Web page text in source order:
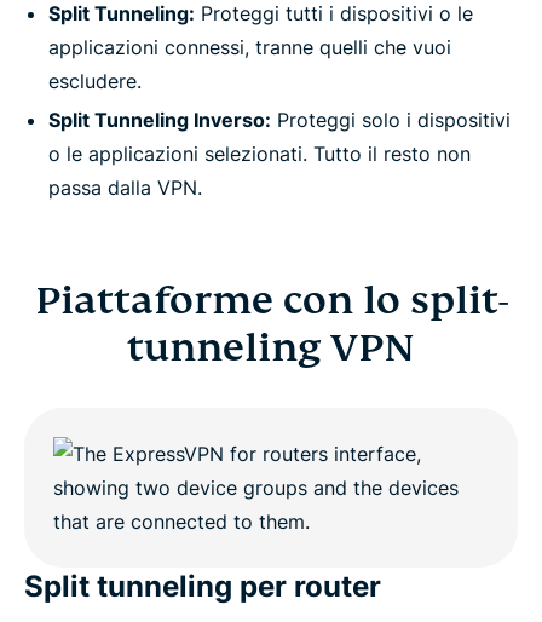
Split Tunneling: Proteggi tutti i dispositivi o le
applicazioni connessi, tranne quelli che vuoi
escludere.
Split Tunneling Inverso: Proteggi solo i dispositivi
o le applicazioni selezionati. Tutto il resto non
passa dalla VPN.
Piattaforme con lo split-
tunneling VPN
Split tunneling per router